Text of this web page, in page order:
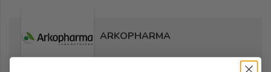
ARKOPHARMA